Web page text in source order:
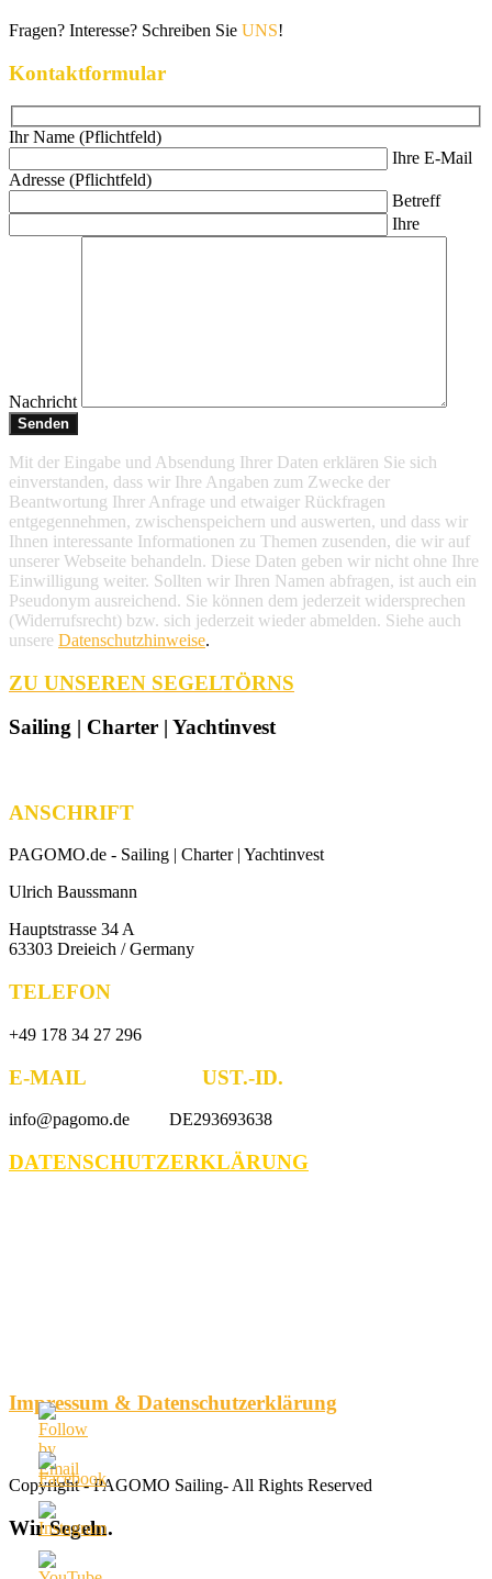
Fragen? Interesse? Schreiben Sie UNS!
Kontaktformular
Ihr Name (Pflichtfeld)
Ihre E-Mail
Adresse (Pflichtfeld)
Betreff
Ihre
Nachricht
Mit der Eingabe und Absendung Ihrer Daten erklären Sie sich
einverstanden, dass wir Ihre Angaben zum Zwecke der
Beantwortung Ihrer Anfrage und etwaiger Rückfragen
entgegennehmen, zwischenspeichern und auswerten, und dass wir
Ihnen interessante Informationen zu Themen zusenden, die wir auf
unserer Webseite behandeln. Diese Daten geben wir nicht ohne Ihre
Einwilligung weiter. Sollten wir Ihren Namen abfragen, ist auch ein
Pseudonym ausreichend. Sie können dem jederzeit widersprechen
(Widerrufsrecht) bzw. sich jederzeit wieder abmelden. Siehe auch
unsere Datenschutzhinweise.
ZU UNSEREN SEGELTÖRNS
Sailing | Charter | Yachtinvest
ANSCHRIFT
PAGOMO.de - Sailing | Charter | Yachtinvest
Ulrich Baussmann
Hauptstrasse 34 A
63303 Dreieich / Germany
TELEFON
+49 178 34 27 296
E-MAIL UST.-ID.
info@pagomo.de DE293693638
DATENSCHUTZERKLÄRUNG
Impressum & Datenschutzerklärung
Copyright - PAGOMO Sailing- All Rights Reserved
WirSegeln.